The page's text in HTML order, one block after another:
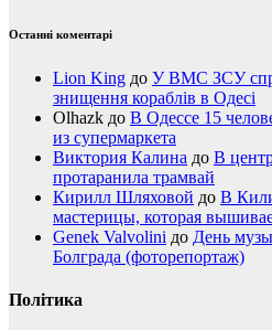
Останні коментарі
Lion King до У ВМС ЗСУ
знищення кораблів в Одесі
Olhazk до В Одессе 15
из супермаркета
Виктория Калина до В
протаранила трамвай
Кирилл Шляховой до В
мастерицы, которая
Genek Valvolini до День
Болграда (фоторепортаж)
Політика